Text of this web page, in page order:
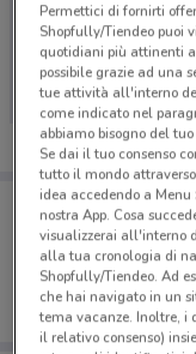
Ci dispiace, al
volantini
Porta
Puoi
salvarle e
dal tuo
Permettici di fornirti
Shopfully/Tiendeo puoi
quotidiani più attinenti
possibile grazie ad una
tue attività all'interno
come indicato nel
abbiamo bisogno del
Se dai il tuo consenso
tutto il mondo attraverso
idea accedendo a Menu
nostra App. Cosa
visualizzerai all'interno
alla tua cronologia di
Shopfully/Tiendeo. Ad
che hai navigato in un
tema vacanze. Inoltre, i
il relativo consenso)